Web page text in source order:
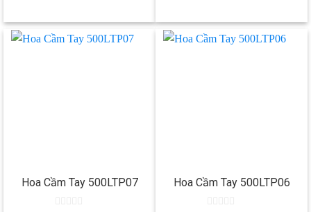
Hoa Cầm Tay 500LTP07 Hoa Cầm Tay 500LTP06